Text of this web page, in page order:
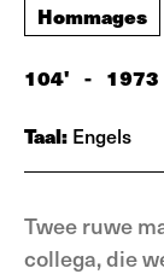
Hommages
104' - 1973
Taal: Engels
Twee ruwe
collega, die